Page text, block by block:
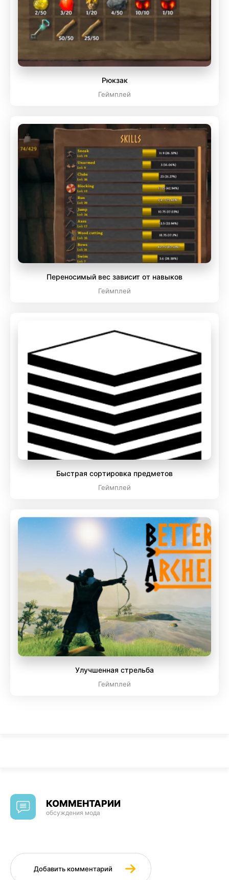
Рюкзак
Геймплей
Переносимый вес зависит от навыков
Геймплей
Быстрая сортировка предметов
Геймплей
Улучшенная стрельба
Геймплей
КОММЕНТАРИИ
обсуждения мода
Добавить комментарий